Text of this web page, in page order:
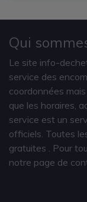
Qui
Le site info-
service des
coordonnées
que les horaires,
service est un
officiels. Toutes
gratuites
. Pour
notre page de